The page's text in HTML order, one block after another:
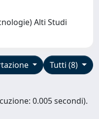
Alti Studi
Tutti (8)
0.005 secondi).